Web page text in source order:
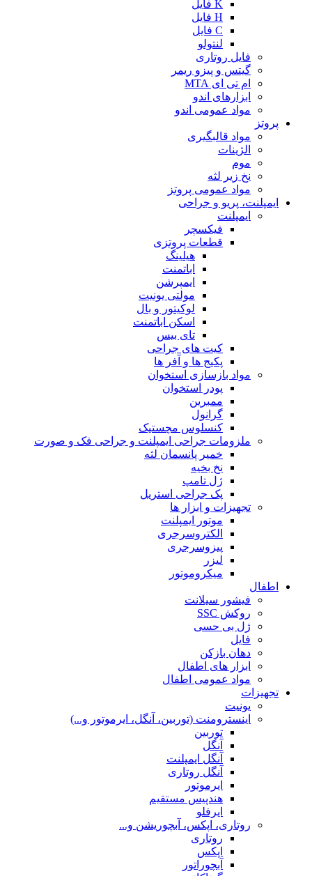
K فایل
H فایل
C فایل
لنتولو
فایل روتاری
گیتس و پیزو ریمر
ام تی ای MTA
ابزارهای اندو
مواد عمومی اندو
پروتز
مواد قالبگیری
الژینات
موم
نخ زیر لثه
مواد عمومی پروتز
ایمپلنت، پریو و جراحی
ایمپلنت
فیکسچر
قطعات پروتزی
هیلینگ
اباتمنت
ایمپرشن
مولتی یونیت
لوکیتور و بال
اسکن اباتمنت
تای بیس
کیت های جراحی
پکیج ها و آفر ها
مواد بازسازی استخوان
پودر استخوان
ممبرین
گرانول
کنسلوس مچستیک
ملزومات جراحی ایمپلنت و جراحی فک و صورت
خمیر پانسمان لثه
نخ بخیه
ژل تامپ
پک جراحی استریل
تجهیزات و ابزار ها
موتور ایمپلنت
الکتروسرجری
پیزوسرجری
لیزر
میکروموتور
اطفال
فیشور سیلانت
روکش SSC
ژل بی حسی
فایل
دهان بازکن
ابزار های اطفال
مواد عمومی اطفال
تجهیزات
یونیت
اینسترومنت (توربین، آنگل، ایرموتور و...)
توربین
آنگل
آنگل ایمپلنت
آنگل روتاری
ایرموتور
هندپیس مستقیم
ایرفلو
روتاری، اپکس، آبچوریشن و...
روتاری
اپکس
آبچوراتور